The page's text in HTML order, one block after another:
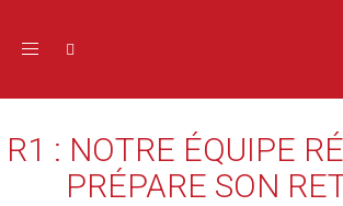
Toggle navigation
R1 : NOTRE ÉQUIPE
PRÉPARE SON